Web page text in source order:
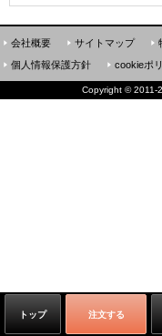
トップ 注文する
会社概要 サイトマップ
個人情報保護方針
cookieポ
Copyright ©2011-